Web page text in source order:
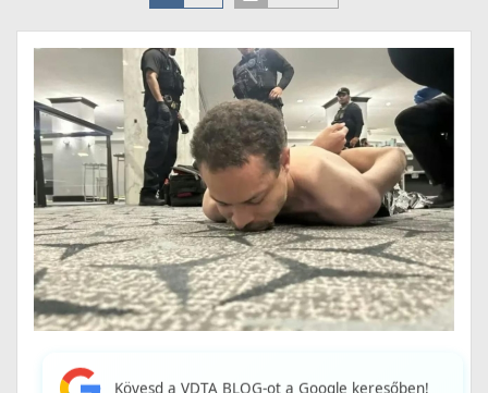
Kövesd a VDTA BLOG-ot a Google keresőben!